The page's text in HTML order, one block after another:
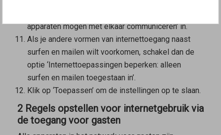
apparaten mogen met elkaar communiceren’ in.
Als je andere vormen van internettoegang naast
surfen en mailen wilt voorkomen, schakel dan de
optie ‘Internettoepassingen beperken: alleen
surfen en mailen toegestaan in’.
Klik op ‘Toepassen’ om de instellingen op te slaan.
2 Regels opstellen voor internetgebruik via
de toegang voor gasten